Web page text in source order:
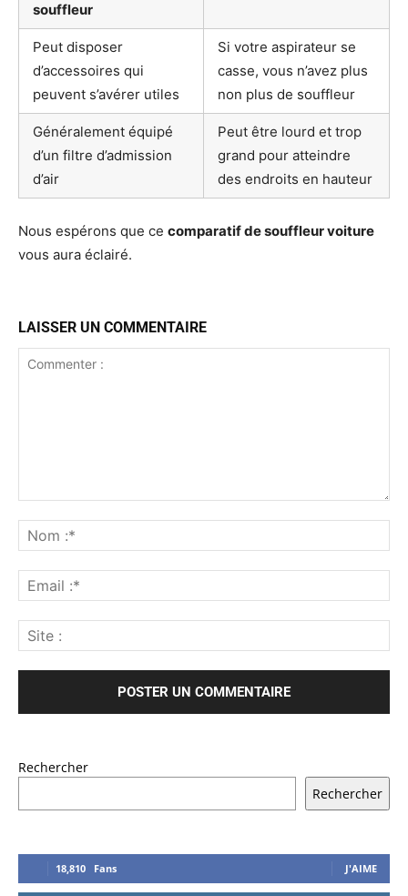
souffleur
Peut disposer
d’accessoires qui
peuvent s’avérer utiles
Si votre aspirateur se
casse, vous n’avez plus
non plus de souffleur
Généralement équipé
d’un filtre d’admission
d’air
Peut être lourd et trop
grand pour atteindre
des endroits en hauteur
Nous espérons que ce comparatif de souffleur voiture
vous aura éclairé.
LAISSER UN COMMENTAIRE
Rechercher
Rechercher
18,810 Fans J'AIME